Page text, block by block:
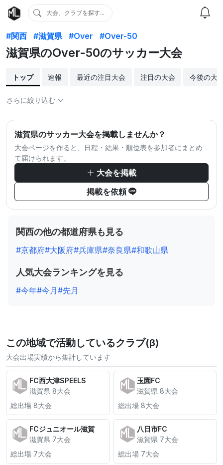
大会、クラブを探す...
#関西 #滋賀県 #Over #Over-50
滋賀県のOver-50のサッカー大会
トップ 速報 最近の注目大会 注目の大会 今後の大
さらに絞り込む
滋賀県のサッカー大会を掲載しませんか？
大会ページを作ると、日程・結果・順位表を参加者にまとめ
て届けられます。
大会を掲載
掲載を依頼
関西の他の都道府県も見る
#京都府#大阪府#兵庫県#奈良県#和歌山県
人気大会ランキングを見る
#今年#今月#先月
この地域で活動しているクラブ(β)
大会出場実績から集計しています
FC西大津SPEELS
滋賀県 8大会
総出場 8大会
玉園FC
滋賀県 8大会
総出場 8大会
FCジュニオール滋賀
滋賀県 7大会
総出場 7大会
八日市FC
滋賀県 7大会
総出場 7大会